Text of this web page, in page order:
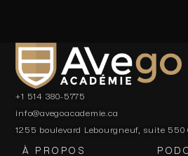
+1 514 380-5775
info@avegoacademie.ca
1255 boulevard Lebourgneuf, suite 550
À PROPOS